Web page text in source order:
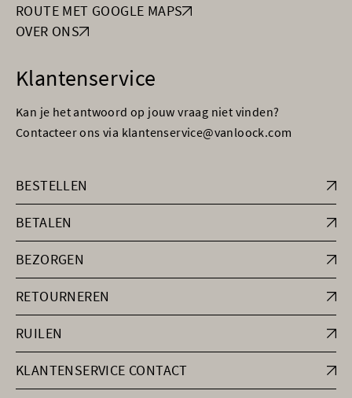
ROUTE MET GOOGLE MAPS
OVER ONS
Klantenservice
Kan je het antwoord op jouw vraag niet vinden?
Contacteer ons via klantenservice@vanloock.com
BESTELLEN
BETALEN
BEZORGEN
RETOURNEREN
RUILEN
KLANTENSERVICE CONTACT